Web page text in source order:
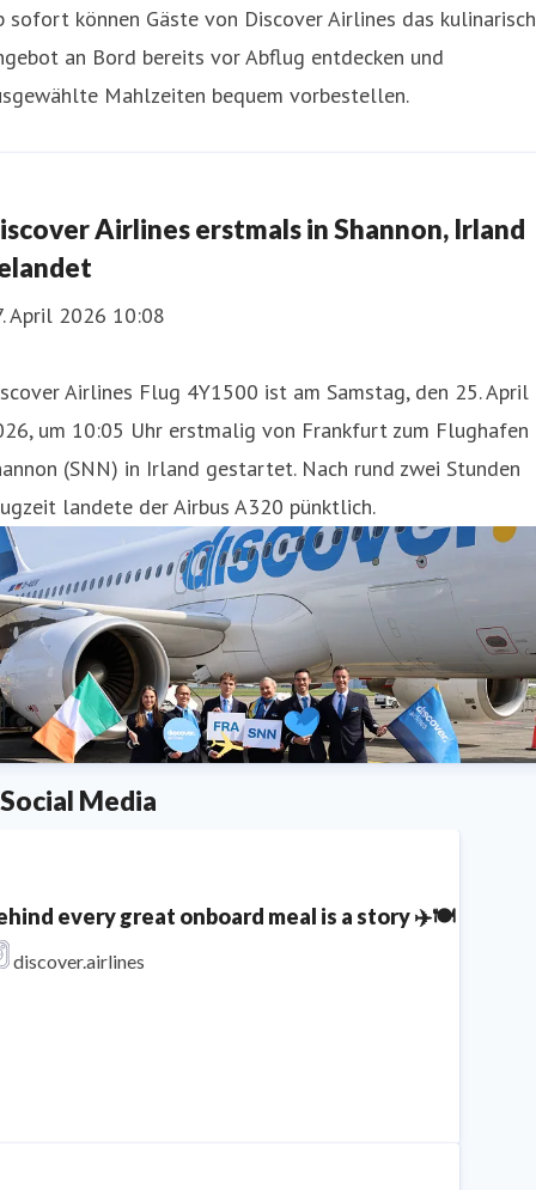
sofort können Gäste von Discover Airlines das
an Bord bereits vor Abflug entdecken und
Mahlzeiten bequem vorbestellen.
Airlines erstmals in Shannon, Irland
April 2026 10:08
Airlines Flug 4Y1500 ist am Samstag, den 25. April
um 10:05 Uhr erstmalig von Frankfurt zum Flughafen
(SNN) in Irland gestartet. Nach rund zwei Stunden
landete der Airbus A320 pünktlich.
Social Media
every great onboard meal is a story ✈️🍽️​⁣ ⁣ Meet
discover.airlines